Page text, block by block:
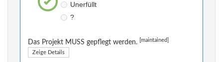
Unerfüllt
?
Das Projekt MUSS gepflegt werden. [maintained]
Zeige Details